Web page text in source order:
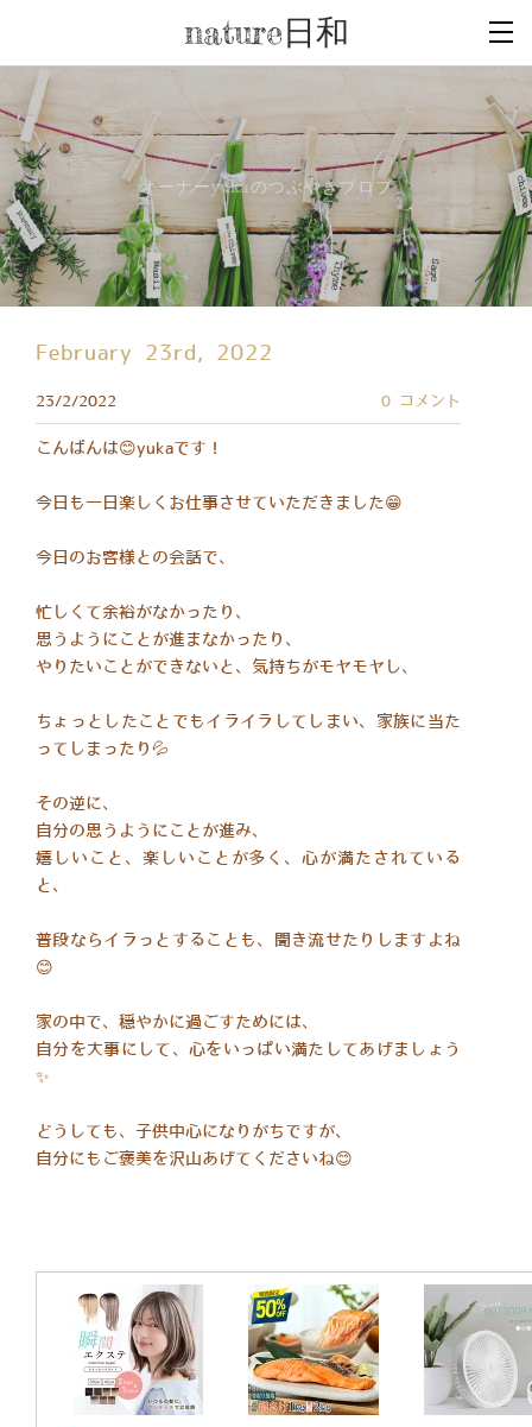
nature日和
オーナーyukaのつぶやきブロブ
February 23rd, 2022
23/2/2022 0 コメント
こんばんは😊yukaです！
今日も一日楽しくお仕事させていただきました😁
今日のお客様との会話で、
忙しくて余裕がなかったり、
思うようにことが進まなかったり、
やりたいことができないと、気持ちがモヤモヤし、
ちょっとしたことでもイライラしてしまい、家族に当た
ってしまったり💦
その逆に、
自分の思うようにことが進み、
嬉しいこと、楽しいことが多く、心が満たされている
と、
普段ならイラっとすることも、聞き流せたりしますよね
😊
家の中で、穏やかに過ごすためには、
自分を大事にして、心をいっぱい満たしてあげましょう
✨
どうしても、子供中心になりがちですが、
自分にもご褒美を沢山あげてくださいね😊